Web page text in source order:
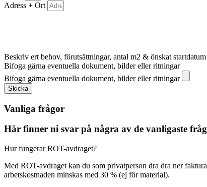
Adress + Ort
Beskriv ert behov, förutsättningar, antal m2 & önskat startdatum
Bifoga gärna eventuella dokument, bilder eller ritningar
Bifoga gärna eventuella dokument, bilder eller ritningar
Skicka
Vanliga frågor
Här finner ni svar på några av de vanligaste
Hur fungerar ROT-avdraget?
Med ROT-avdraget kan du som privatperson dra dra ner
arbetskostnaden minskas med 30 % (ej för material).